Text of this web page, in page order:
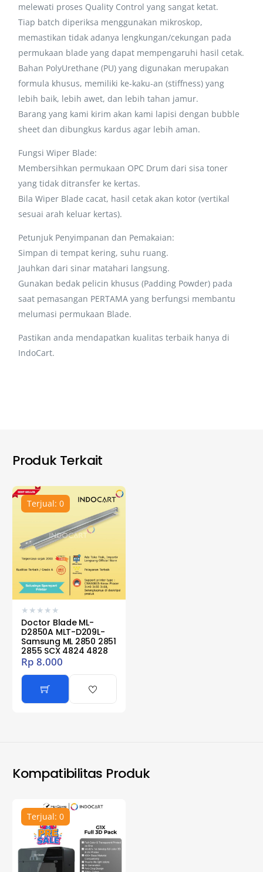
melewati proses Quality Control yang sangat ketat.
Tiap batch diperiksa menggunakan mikroskop,
memastikan tidak adanya lengkungan/cekungan pada
permukaan blade yang dapat mempengaruhi hasil cetak.
Bahan PolyUrethane (PU) yang digunakan merupakan
formula khusus, memiliki ke-kaku-an (stiffness) yang
lebih baik, lebih awet, dan lebih tahan jamur.
Barang yang kami kirim akan kami lapisi dengan bubble
sheet dan dibungkus kardus agar lebih aman.
Fungsi Wiper Blade:
Membersihkan permukaan OPC Drum dari sisa toner
yang tidak ditransfer ke kertas.
Bila Wiper Blade cacat, hasil cetak akan kotor (vertikal
sesuai arah keluar kertas).
Petunjuk Penyimpanan dan Pemakaian:
Simpan di tempat kering, suhu ruang.
Jauhkan dari sinar matahari langsung.
Gunakan bedak pelicin khusus (Padding Powder) pada
saat pemasangan PERTAMA yang berfungsi membantu
melumasi permukaan Blade.
Pastikan anda mendapatkan kualitas terbaik hanya di
IndoCart.
Produk Terkait
Terjual: 0
★ ★ ★ ★ ★
Doctor Blade ML-
D2850A MLT-D209L-
Samsung ML 2850 2851
2855 SCX 4824 4828
Rp 8.000
Kompatibilitas Produk
Terjual: 0